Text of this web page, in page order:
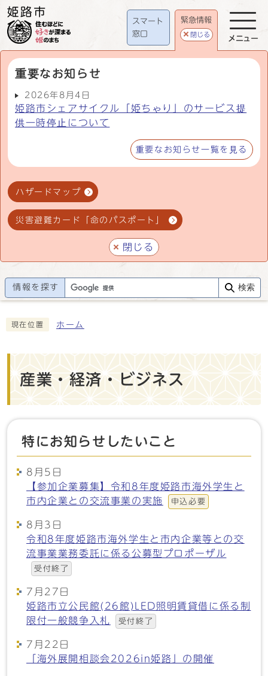
スマート
窓口
緊急情報
閉じる
重要なお知らせ
2026年8月4日
姫路市シェアサイクル「姫ちゃり」のサービス提
供一時停止について
重要なお知らせ一覧を見る
ハザードマップ
災害避難カード「命のパスポート」
閉じる
メニュー
情報を探す 検索
現在位置 ホーム
産業・経済・ビジネス
特にお知らせしたいこと
8月5日
【参加企業募集】令和8年度姫路市海外学生と
市内企業との交流事業の実施
申込必要
8月3日
令和8年度姫路市海外学生と市内企業等との交
流事業業務委託に係る公募型プロポーザル
受付終了
7月27日
姫路市立公民館(26館)LED照明賃貸借に係る制
限付一般競争入札
受付終了
7月22日
「海外展開相談会2026in姫路」の開催